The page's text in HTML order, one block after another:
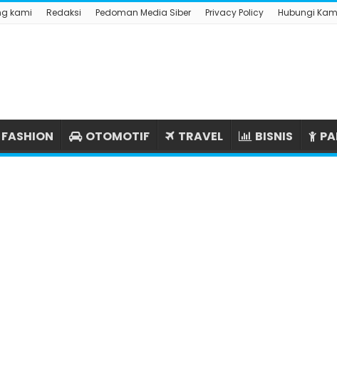
kami Redaksi Pedoman Media Siber Privacy Policy Hubungi
FASHION OTOMOTIF TRAVEL BISNIS